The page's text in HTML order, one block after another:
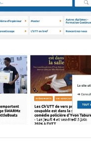
présentation de l'école